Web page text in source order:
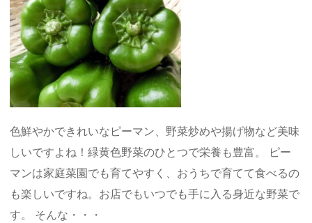
色鮮やかできれいなピーマン、野菜炒めや揚げ物など美味
しいですよね！緑黄色野菜のひとつで栄養も豊富。 ピー
マンは家庭菜園でも育てやすく、おうちで育てて食べるの
も楽しいですね。お店でもいつでも手に入る身近な野菜で
す。 そんな・・・